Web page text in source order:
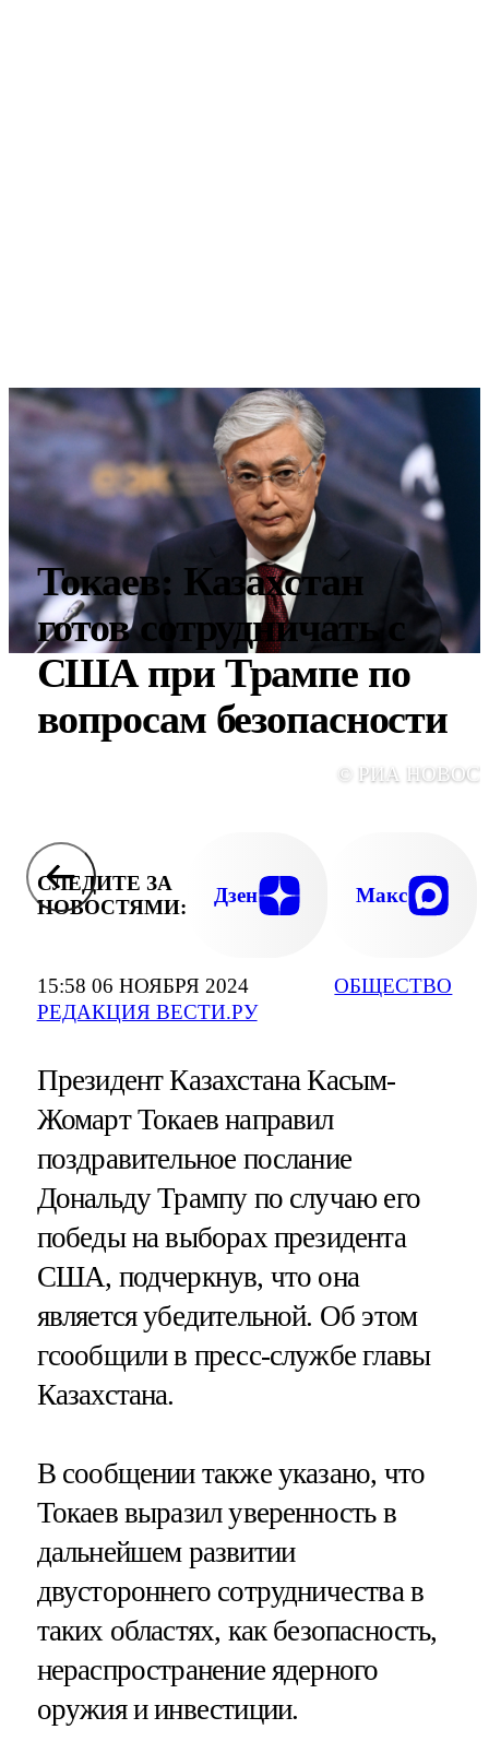
15:58 06 НОЯБРЯ 2024
РЕДАКЦИЯ ВЕСТИ.РУ
ОБЩЕСТВО
Токаев: Казахстан
готов сотрудничать с
США при Трампе по
вопросам безопасности
© РИА
СЛЕДИТЕ ЗА
НОВОСТЯМИ:
Дзен Макс
Президент Казахстана Касым-
Жомарт Токаев направил
поздравительное послание
Дональду Трампу по случаю его
победы на выборах президента
США, подчеркнув, что она
является убедительной. Об этом
гсообщили в пресс-службе главы
Казахстана.
В сообщении также указано, что
Токаев выразил уверенность в
дальнейшем развитии
двустороннего сотрудничества в
таких областях, как безопасность,
нераспространение ядерного
оружия и инвестиции.